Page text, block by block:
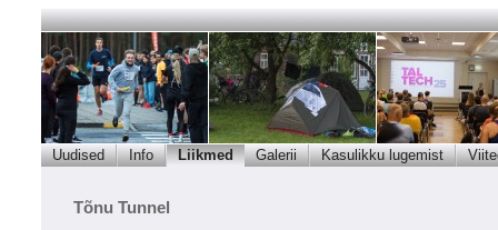
Uudised Info Liikmed Galerii Kasulikku lugemist
Tõnu Tunnel